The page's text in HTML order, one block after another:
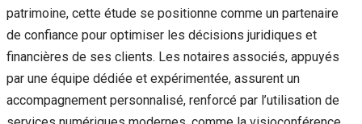
patrimoine, cette étude se positionne comme un partenaire
de confiance pour optimiser les décisions juridiques et
financières de ses clients. Les notaires associés, appuyés
par une équipe dédiée et expérimentée, assurent un
accompagnement personnalisé, renforcé par l’utilisation de